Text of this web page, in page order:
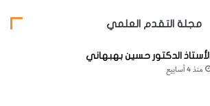
مجلة التقدم العلمي
الأستاذ الدكتور حسين بهبهاني
منذ 4 أسابيع